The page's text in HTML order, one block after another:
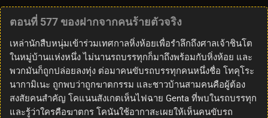
ตอนที่ 577 ของฝากจากคนร้ายตัวจริง
เหล่านักสืบหนุ่มเข้าร่วมเทศกาลหิ่งห้อยเพื่อรำลึกถึงศาลเจ้าชินโต
ในหมู่บ้านแห่งหนึ่ง ไม่นานรถบรรทุกก็มาถึงพร้อมกับหิ่งห้อย และ
พวกมันก็ถูกปล่อยลงทุ่ง ต่อมาคนขับรถบรรทุกคนหนึ่งชื่อ โทคุโระ
นากามิเนะ ถูกพบว่าถูกฆาตกรรม และชาวบ้านสามคนคือผู้ต้อง
สงสัยคนสำคัญ โคแนนสังเกตเห็นไฟฉาย Genta ที่พบในรถบรรทุก
และรู้ว่าใครคือฆาตกร โคนันใช้อากาสะเผยให้เห็นคนขับรถ